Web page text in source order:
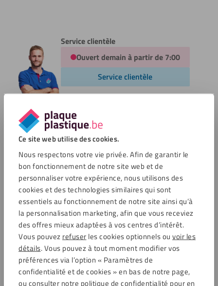
Ce site web utilise des cookies.
Nous respectons votre vie privée. Afin de garantir le
bon fonctionnement de notre site web et de
personnaliser votre expérience, nous utilisons des
cookies et des technologies similaires qui sont
essentiels au fonctionnement de notre site ainsi qu’à
la personnalisation marketing, afin que vous receviez
des offres mieux adaptées à vos centres d’intérêt.
Vous pouvez refuser les cookies optionnels ou voir les
détails. Vous pouvez à tout moment modifier vos
préférences via l’option « Paramètres de
confidentialité et de cookies » en bas de notre page,
ou consulter notre politique de confidentialité pour en
Service clientèle
Ouvert demain à partir de 7:00
Service clientèle
Options de paiement
Commentaires
4.6 / 5721 avis clients
Achats sécurisés
Service clientèle
Service clientèle
Frais de port